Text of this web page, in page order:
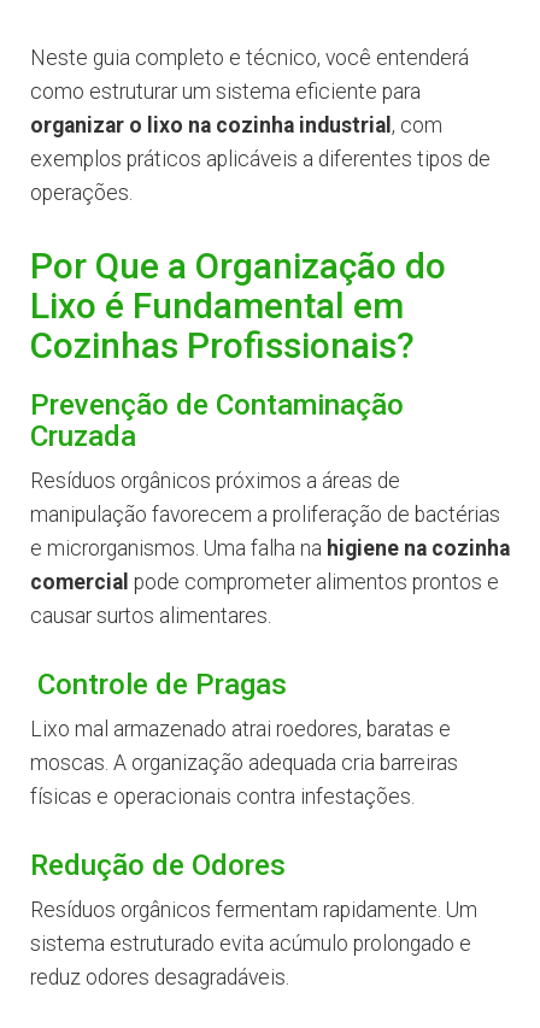
Neste guia completo e técnico, você entenderá
como estruturar um sistema eficiente para
organizar o lixo na cozinha industrial , com
exemplos práticos aplicáveis a diferentes tipos de
operações.
Por Que a Organização do
Lixo é Fundamental em
Cozinhas Profissionais?
Prevenção de Contaminação
Cruzada
Resíduos orgânicos próximos a áreas de
manipulação favorecem a proliferação de bactérias
e microrganismos. Uma falha na higiene na cozinha
comercial pode comprometer alimentos prontos e
causar surtos alimentares.
Controle de Pragas
Lixo mal armazenado atrai roedores, baratas e
moscas. A organização adequada cria barreiras
físicas e operacionais contra infestações.
Redução de Odores
Resíduos orgânicos fermentam rapidamente. Um
sistema estruturado evita acúmulo prolongado e
reduz odores desagradáveis.